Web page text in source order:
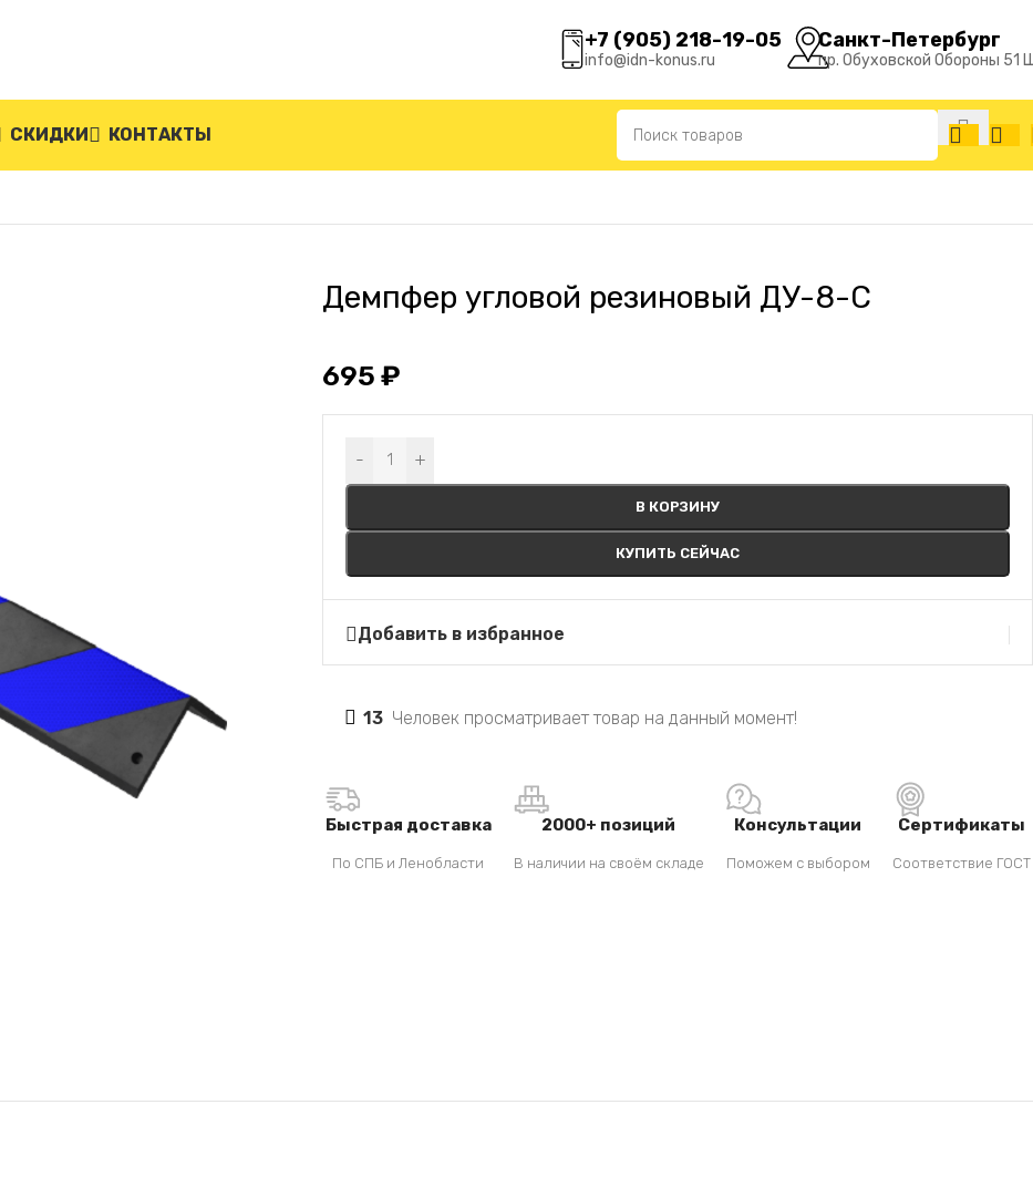
+7 (905) 218-19-05
info@idn-konus.ru
Санкт-Петербург
пр. Обуховской Обороны 51
СКИДКИ
КОНТАКТЫ
Демпфер угловой резиновый ДУ-8-С
695 ₽
- +
В КОРЗИНУ
КУПИТЬ СЕЙЧАС
Alternative:
Добавить в избранное
13 Человек просматривает товар на данный момент!
Быстрая доставка
По СПБ и Ленобласти
2000+ позиций
В наличии на своём складе
Консультации
Поможем с выбором
Сертификаты
Соответствие ГОСТ